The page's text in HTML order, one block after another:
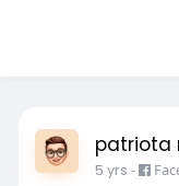
patriota
5 yrs -